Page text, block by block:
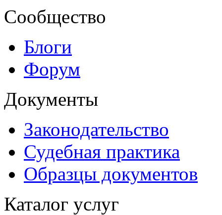
Сообщество
Блоги
Форум
Документы
Законодательство
Судебная практика
Образцы документов
Каталог услуг